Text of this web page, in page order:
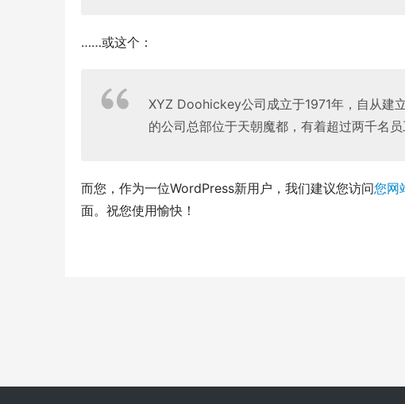
……或这个：
XYZ Doohickey公司成立于1971年，自从建
的公司总部位于天朝魔都，有着超过两千名
而您，作为一位WordPress新用户，我们建议您访问您网
面。祝您使用愉快！